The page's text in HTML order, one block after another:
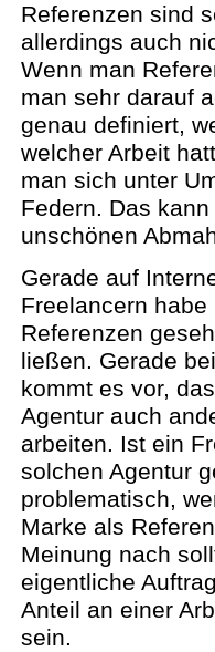
Referenzen sind
allerdings auch
Wenn man
man sehr darauf
genau definiert,
welcher Arbeit
man sich unter
Federn. Das
unschönen
Gerade auf
Freelancern
Referenzen
ließen. Gerade
kommt es vor,
Agentur auch
arbeiten. Ist ein
solchen Agentur
problematisch,
Marke als
Meinung nach
eigentliche
Anteil an einer
sein.